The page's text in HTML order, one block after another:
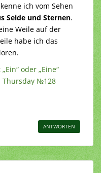
ich vom Sehen
Seide und Sternen.
Weile auf der
habe ich das
oder „Eine“
Thursday №128
ANTWORTEN